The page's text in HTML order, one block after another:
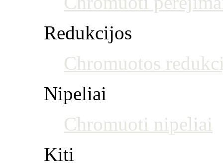
Redukcijos
Chromuotos
Nipeliai
Chromuoti nipeliai
Kiti